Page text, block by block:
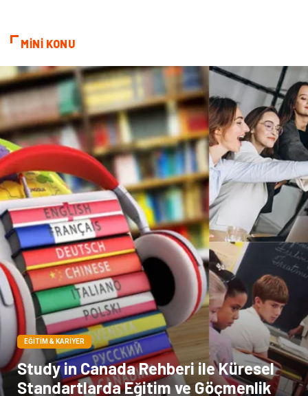
Çadır Yazı Tahtaları
Pet Malzemeleri
MİNİ KONU
EĞITIM & KARIYER
Study in Canada Rehberi ile Küresel
Standartlarda Eğitim ve Göçmenlik